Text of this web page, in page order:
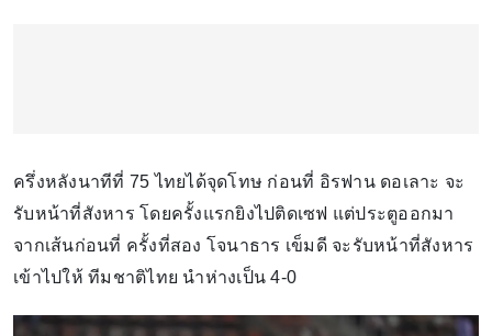
ครึ่งหลังนาทีที่ 75 ไทยได้จุดโทษ ก่อนที่ อิรฟาน ดอเลาะ จะ
รับหน้าที่สังหาร โดยครั้งแรกยิงไปติดเซฟ แต่ประตูออกมา
จากเส้นก่อนที่ ครั้งที่สอง โจนาธาร เข็มดี จะรับหน้าที่สังหาร
เข้าไปให้ ทีมชาติไทย นำห่างเป็น 4-0